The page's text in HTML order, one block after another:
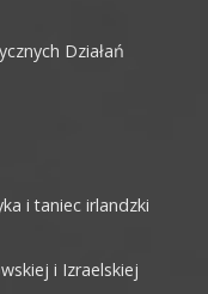
Działań
i taniec irlandzki
i Izraelskiej